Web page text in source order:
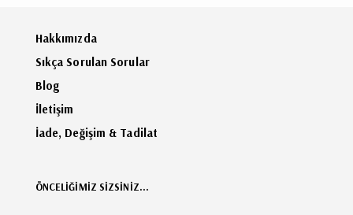
Hakkımızda
Sıkça Sorulan Sorular
Blog
İletişim
İade, Değişim & Tadilat
ÖNCELİĞİMİZ SİZSİNİZ...